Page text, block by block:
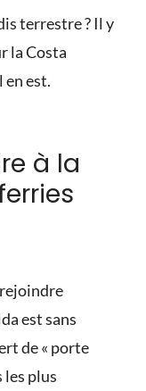
terrestre ? Il y
la Costa
en est.
à la
est sans
de « porte
les plus